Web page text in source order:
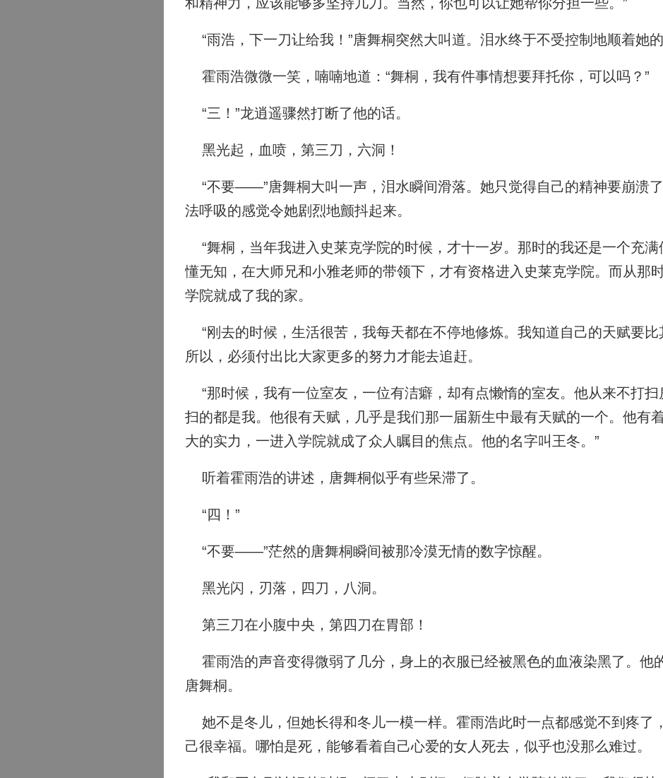
“雨浩，下一刀让给我！”唐舞桐突然大叫道。泪水终于不受控制地顺着她的
霍雨浩微微一笑，喃喃地道：“舞桐，我有件事情想要拜托你，可以吗？”
“三！”龙逍遥骤然打断了他的话。
黑光起，血喷，第三刀，六洞！
“不要——”唐舞桐大叫一声，泪水瞬间滑落。她只觉得自己的精神要崩溃
法呼吸的感觉令她剧烈地颤抖起来。
“舞桐，当年我进入史莱克学院的时候，才十一岁。那时的我还是一个充满
懂无知，在大师兄和小雅老师的带领下，才有资格进入史莱克学院。而从那
学院就成了我的家。
“刚去的时候，生活很苦，我每天都在不停地修炼。我知道自己的天赋要比
所以，必须付出比大家更多的努力才能去追赶。
“那时候，我有一位室友，一位有洁癖，却有点懒惰的室友。他从来不打扫
扫的都是我。他很有天赋，几乎是我们那一届新生中最有天赋的一个。他有
大的实力，一进入学院就成了众人瞩目的焦点。他的名字叫王冬。”
听着霍雨浩的讲述，唐舞桐似乎有些呆滞了。
“四！”
“不要——”茫然的唐舞桐瞬间被那冷漠无情的数字惊醒。
黑光闪，刃落，四刀，八洞。
第三刀在小腹中央，第四刀在胃部！
霍雨浩的声音变得微弱了几分，身上的衣服已经被黑色的血液染黑了。他
唐舞桐。
她不是冬儿，但她长得和冬儿一模一样。霍雨浩此时一点都感觉不到疼了
己很幸福。哪怕是死，能够看着自己心爱的女人死去，似乎也没那么难过。